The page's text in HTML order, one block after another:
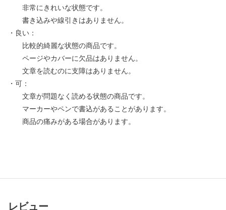
非常にきれいな状態です。
書き込みや線引きはありません。
・良い：
比較的綺麗な状態の商品です。
ページやカバーに欠品はありません。
文章を読むのに支障はありません。
・可：
文章が問題なく読める状態の商品です。
マーカーやペンで書込があることがあります。
商品の痛みがある場合があります。
レビュー